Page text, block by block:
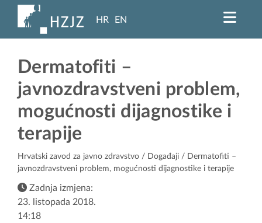
HR EN
Dermatofiti –
javnozdravstveni problem,
mogućnosti dijagnostike i
terapije
Hrvatski zavod za javno zdravstvo / Događaji / Dermatofiti –
javnozdravstveni problem, mogućnosti dijagnostike i terapije
Zadnja izmjena:
23. listopada 2018.
14:18